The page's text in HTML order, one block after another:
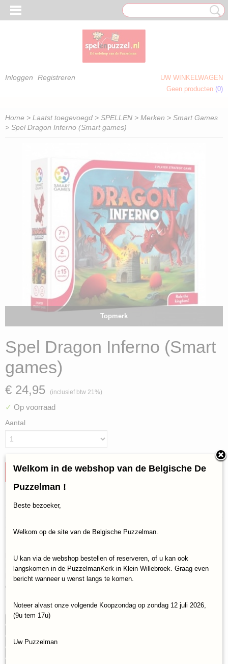
Inloggen Registreren
UW WINKELWAGEN
Geen producten (0)
Home > Laatst toegevoegd > SPELLEN > Merken > Smart Games
> Spel Dragon Inferno (Smart games)
Topmerk
Spel Dragon Inferno (Smart
games)
€ 24,95 (inclusief btw 21%)
✓ Op voorraad
Aantal
IN WINKELWAGEN
Specificaties
Smart Games-M505
5414301523857
Omschrijving
koninkrijk om het spel te winnen en blokkeer je tegenstander om
hetzelfde te doen. Let op! Vuurspuwende draken leggen
koninkrijken in de as... maar als je slim bent, kun je het
drakeninferno tegen je tegenstander gebruiken
Speeltijd min.
Aantal spelers max.
Welkom in de webshop van de Belgische De
Puzzelman !
Beste bezoeker,
Welkom op de site van de Belgische Puzzelman.
U kan via de webshop bestellen of reserveren, of u kan ook
langskomen in de PuzzelmanKerk in Klein Willebroek. Graag even
bericht wanneer u wenst langs te komen.
Noteer alvast onze volgende Koopzondag op zondag 12 juli 2026,
(9u tem 17u)
Uw Puzzelman